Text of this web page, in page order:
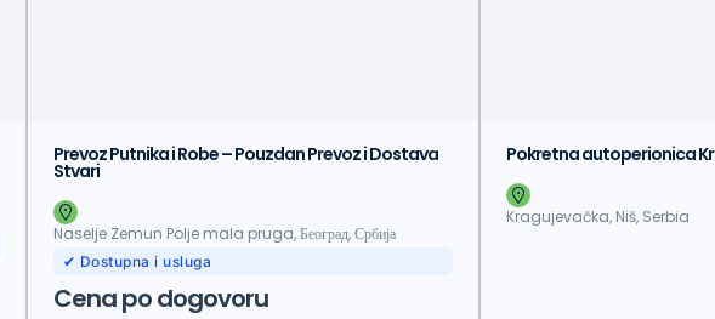
Prevoz Putnika i Robe – Pouzdan Prevoz i Dostava
Stvari
Naselje Zemun Polje mala pruga, Београд, Србија
✔ Dostupna i usluga
Cena po dogovoru
Pokretna autoperionica
Kragujevačka, Niš, Serbia